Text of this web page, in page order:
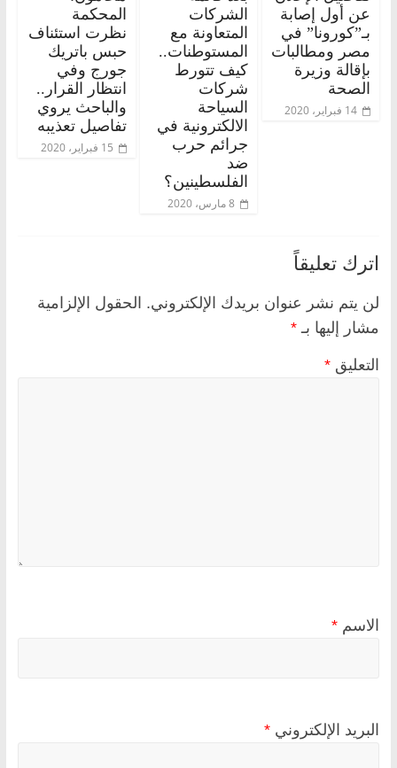
عن أول إصابة
بـ”كورونا” في
مصر ومطالبات
بإقالة وزيرة
الصحة
14 فبراير، 2020
الشركات
المتعاونة مع
المستوطنات..
كيف تتورط
شركات
السياحة
الالكترونية في
جرائم حرب
ضد
الفلسطينين؟
8 مارس، 2020
المحكمة
نظرت استئناف
حبس باتريك
جورج وفي
انتظار القرار..
والباحث يروي
تفاصيل تعذيبه
15 فبراير، 2020
اترك تعليقاً
لن يتم نشر عنوان بريدك الإلكتروني. الحقول الإلزامية
مشار إليها بـ *
التعليق *
الاسم *
البريد الإلكتروني *